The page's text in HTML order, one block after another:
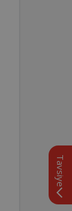
Tavsiye